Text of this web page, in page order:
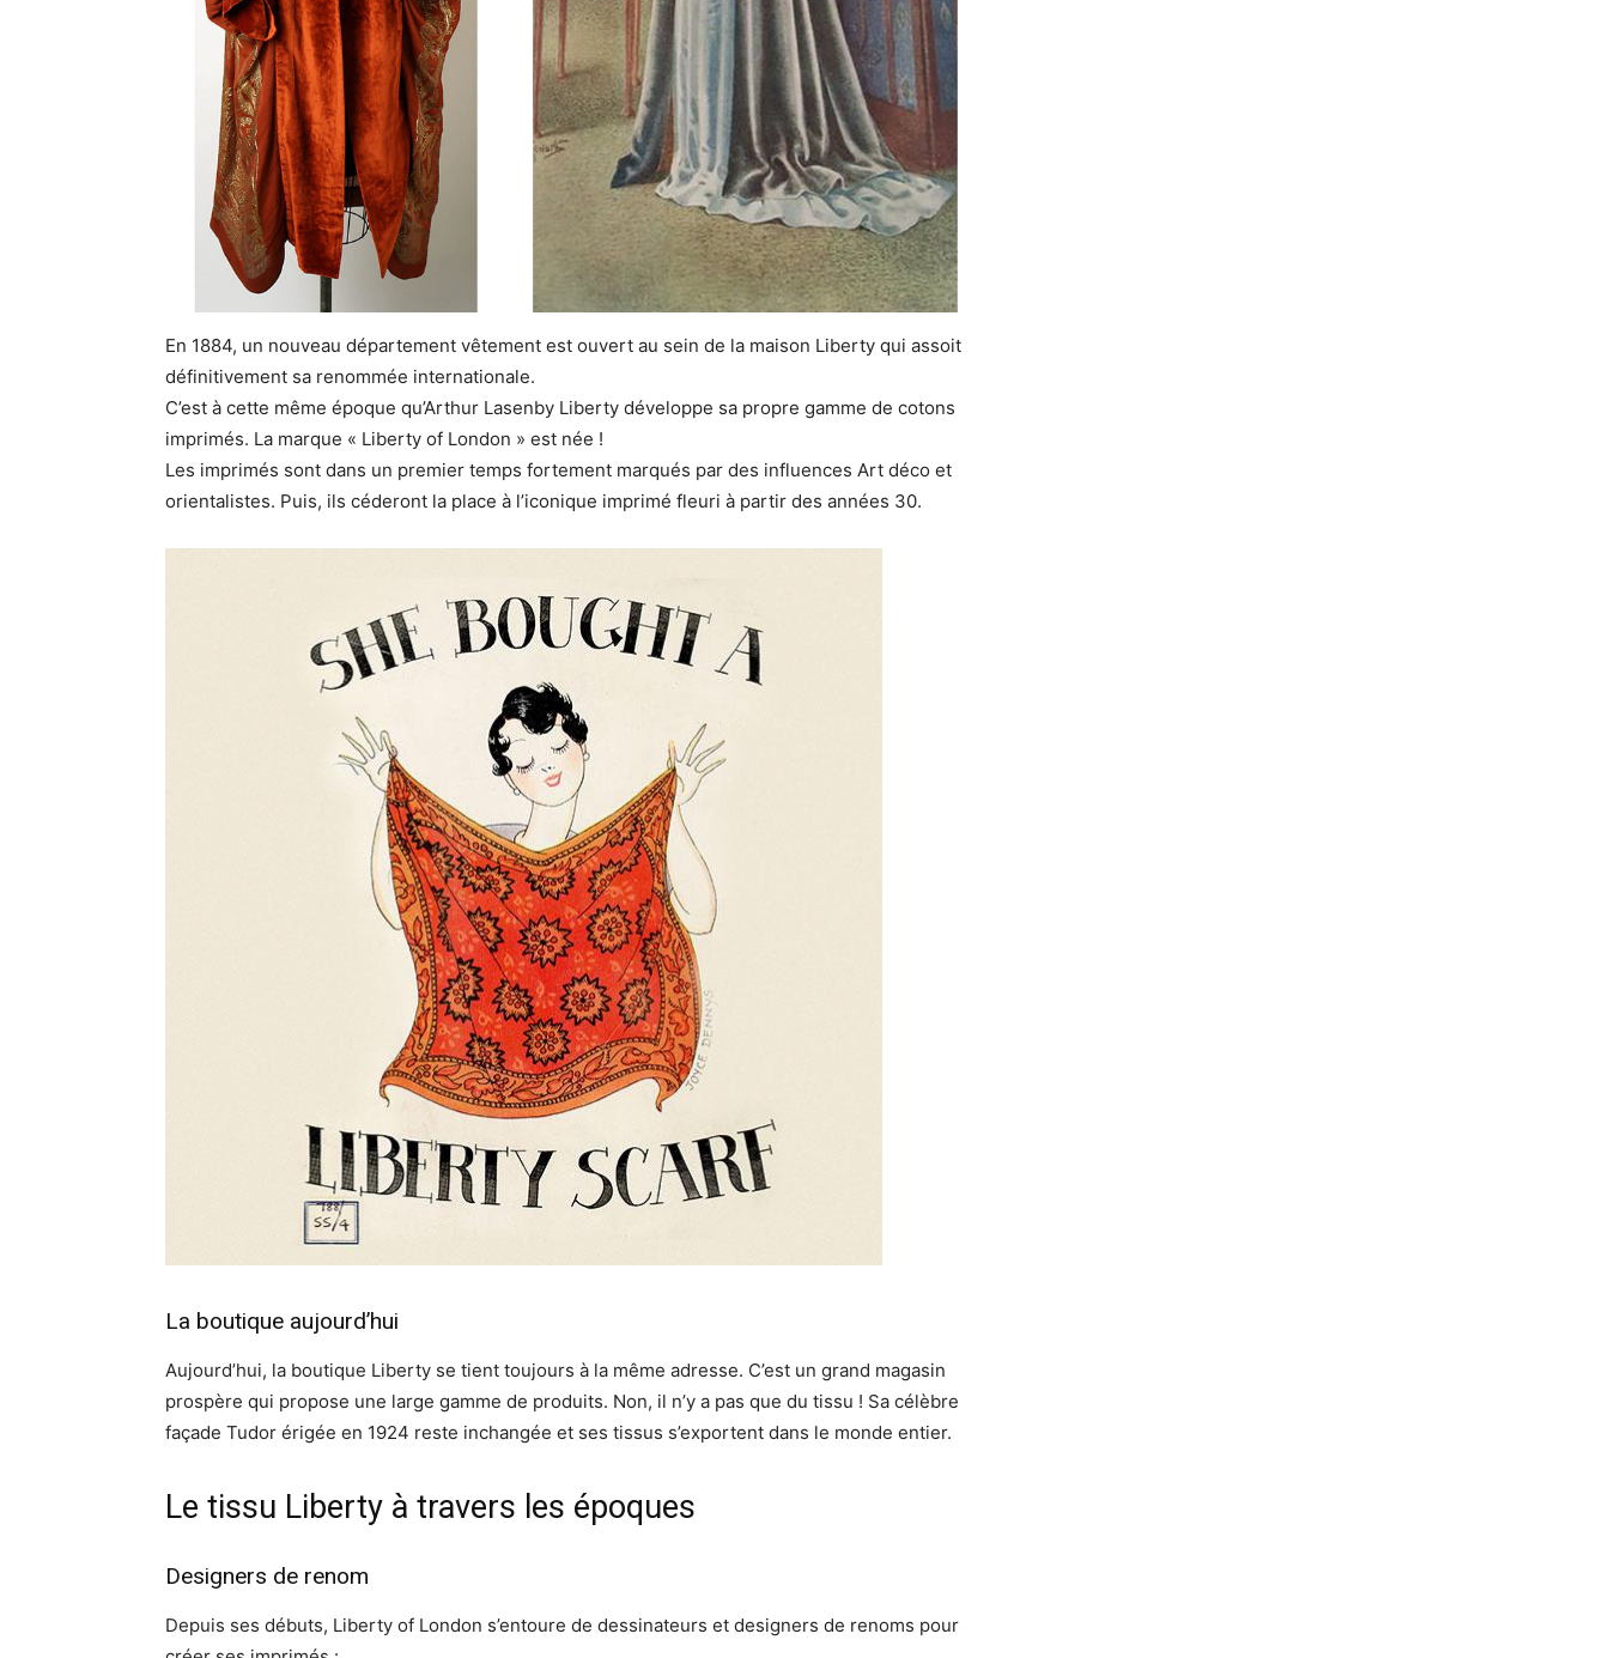
En 1884, un nouveau département vêtement est ouvert au sein de la maison Liberty qui assoit
définitivement sa renommée internationale.
C’est à cette même époque qu’Arthur Lasenby Liberty développe sa propre gamme de cotons
imprimés. La marque « Liberty of London » est née !
Les imprimés sont dans un premier temps fortement marqués par des influences Art déco et
orientalistes. Puis, ils céderont la place à l’iconique imprimé fleuri à partir des années 30.
La boutique aujourd’hui
Aujourd’hui, la boutique Liberty se tient toujours à la même adresse. C’est un grand magasin
prospère qui propose une large gamme de produits. Non, il n’y a pas que du tissu ! Sa célèbre
façade Tudor érigée en 1924 reste inchangée et ses tissus s’exportent dans le monde entier.
Le tissu Liberty à travers les époques
Designers de renom
Depuis ses débuts, Liberty of London s’entoure de dessinateurs et designers de renoms pour